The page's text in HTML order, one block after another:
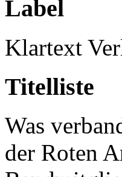
Label
Klartext
Titelliste
Was
der Roten